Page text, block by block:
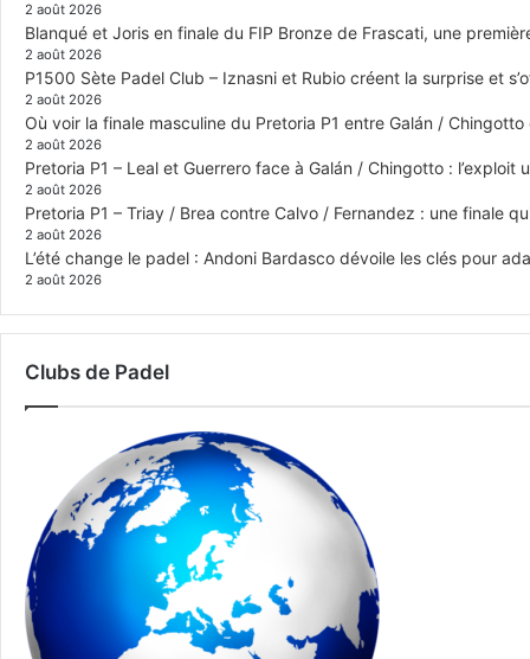
2 août 2026
Blanqué et Joris en finale du FIP Bronze de Frascati, une
2 août 2026
P1500 Sète Padel Club – Iznasni et Rubio créent la surprise et
2 août 2026
Où voir la finale masculine du Pretoria P1 entre Galán / Chingotto
2 août 2026
Pretoria P1 – Leal et Guerrero face à Galán / Chingotto : l’exploit
2 août 2026
Pretoria P1 – Triay / Brea contre Calvo / Fernandez : une finale
2 août 2026
L’été change le padel : Andoni Bardasco dévoile les clés pour
2 août 2026
Clubs de Padel